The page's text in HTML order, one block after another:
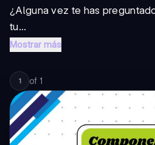
¿Alguna vez te has
tu...
Mostrar más
1 of 1